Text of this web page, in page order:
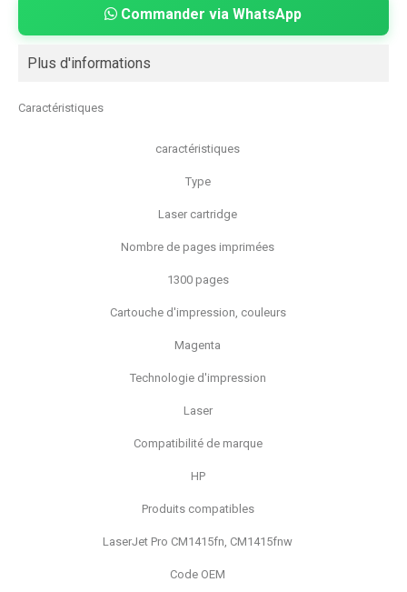
Commander via WhatsApp
Plus d'informations
Caractéristiques
caractéristiques
Type
Laser cartridge
Nombre de pages imprimées
1300 pages
Cartouche d'impression, couleurs
Magenta
Technologie d'impression
Laser
Compatibilité de marque
HP
Produits compatibles
LaserJet Pro CM1415fn, CM1415fnw
Code OEM